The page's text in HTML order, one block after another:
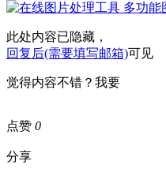
此处内容已隐藏，
回复后(需要填写邮箱)可见
觉得内容不错？我要
点赞 0
分享